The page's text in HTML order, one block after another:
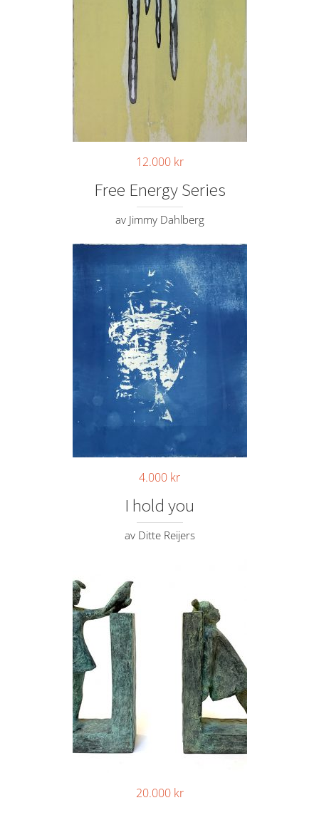
12.000 kr
Free Energy Series
av Jimmy Dahlberg
4.000 kr
I hold you
av Ditte Reijers
20.000 kr